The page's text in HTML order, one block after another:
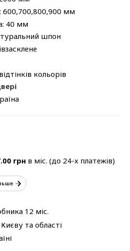
600,700,800,900 мм
40 мм
шпон
кольорів
грнв міс. (до 24-х платежів)
12 міс.
та області